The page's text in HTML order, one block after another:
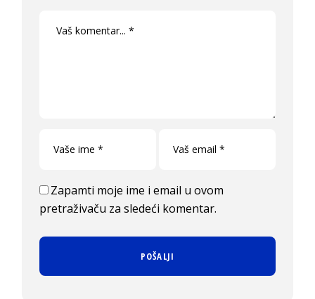
Zapamti moje ime i email u ovom
pretraživaču za sledeći komentar.